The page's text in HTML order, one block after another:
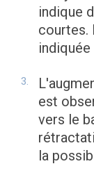
indique
courtes.
est
vers le
la